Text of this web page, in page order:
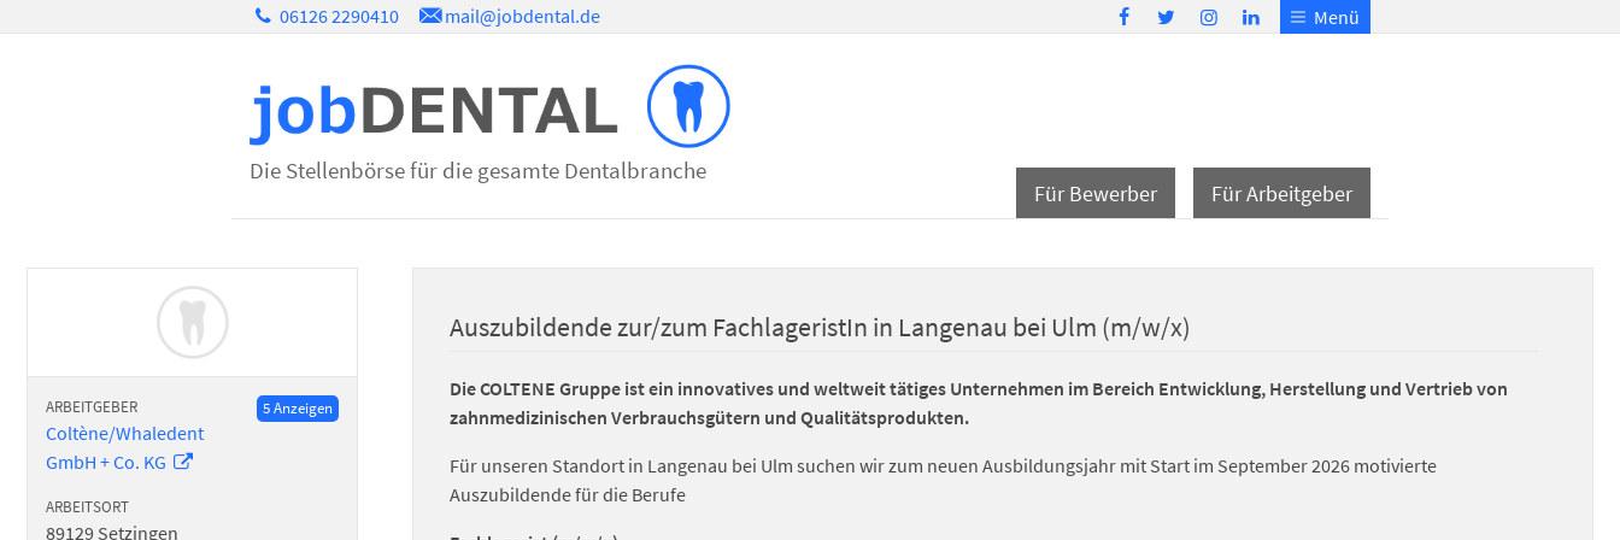
06126 2290410 mail@jobdental.de Menü
Die Stellenbörse für die gesamte Dentalbranche
Für Bewerber Für Arbeitgeber
ARBEITGEBER 5 Anzeigen
Coltène/Whaledent
GmbH + Co. KG
ARBEITSORT
89129 Setzingen
Auszubildende zur/zum FachlageristIn in Langenau bei Ulm (m/w/x)
Die COLTENE Gruppe ist ein innovatives und weltweit tätiges Unternehmen im Bereich Entwicklung, Herstellung und Vertrieb von
zahnmedizinischen Verbrauchsgütern und Qualitätsprodukten.
Für unseren Standort in Langenau bei Ulm suchen wir zum neuen Ausbildungsjahr mit Start im September 2026 motivierte
Auszubildende für die Berufe